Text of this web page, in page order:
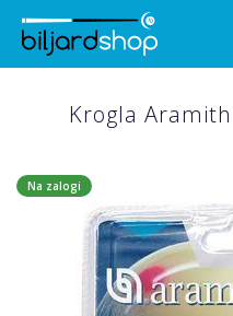
Krogla
Na zalogi